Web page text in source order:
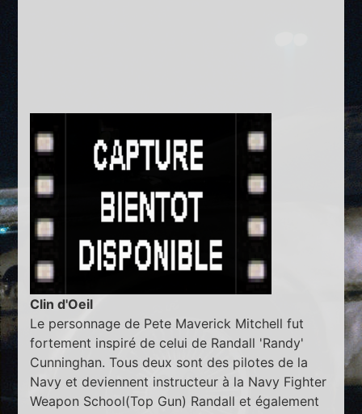
Clin d'Oeil
Le personnage de Pete Maverick Mitchell fut
fortement inspiré de celui de Randall 'Randy'
Cunninghan. Tous deux sont des pilotes de la
Navy et deviennent instructeur à la Navy Fighter
Weapon School(Top Gun) Randall et également